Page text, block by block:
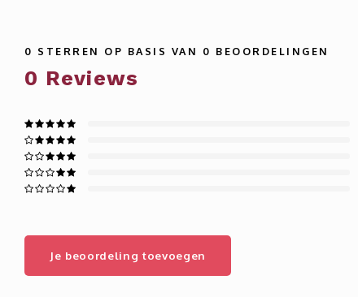
0 STERREN OP BASIS VAN 0 BEOORDELINGEN
0 Reviews
Je beoordeling toevoegen